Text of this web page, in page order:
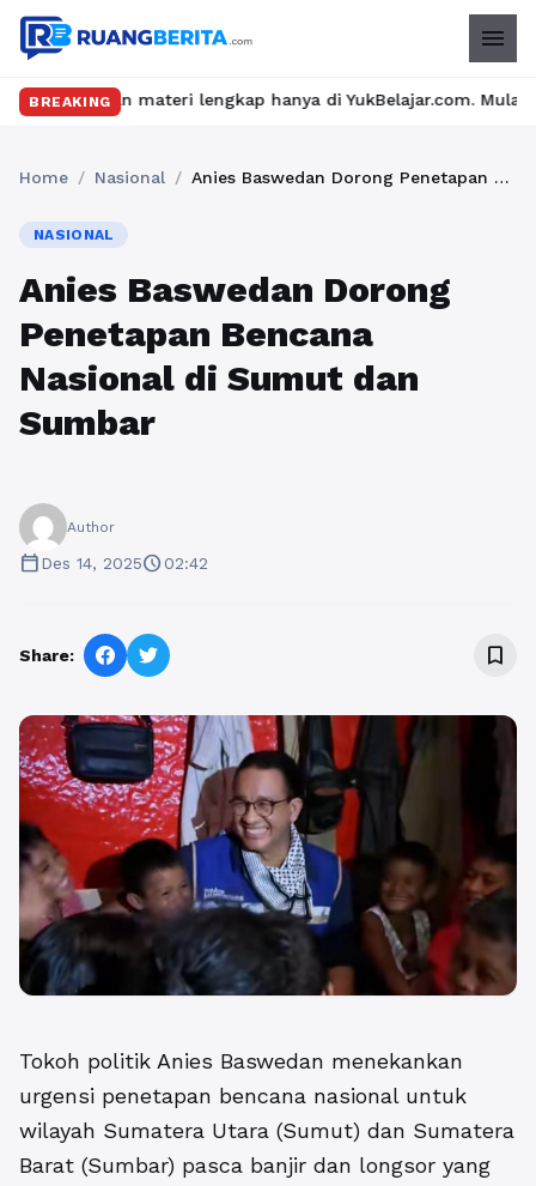
menu
BREAKING
lengkap hanya di YukBelajar.com. Mulai langkah
Home / Nasional / Anies Baswedan Dorong Penetapan Bencana Nasional di Sumut dan Sumbar
NASIONAL
Anies Baswedan Dorong
Penetapan Bencana
Nasional di Sumut dan
Sumbar
Author
calendar_todayDes 14, 2025schedule02:42
Share: bookmark_border
Tokoh politik Anies Baswedan menekankan
urgensi penetapan bencana nasionaluntuk
wilayah Sumatera Utara (Sumut) dan Sumatera
Barat (Sumbar) pasca banjir dan longsor yang